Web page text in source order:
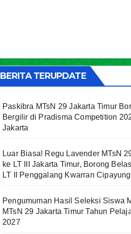
BERITA TERUPDATE
Paskibra MTsN 29 Jakarta Timur
Bergilir di Pradisma Competition
Jakarta
Luar Biasa! Regu Lavender MTsN
ke LT III Jakarta Timur, Borong
LT II Penggalang Kwarran Cipayung
Pengumuman Hasil Seleksi Siswa
MTsN 29 Jakarta Timur Tahun
2027